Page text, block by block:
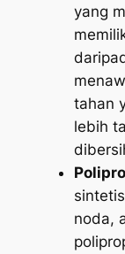
yang
tahan
lebih
noda,